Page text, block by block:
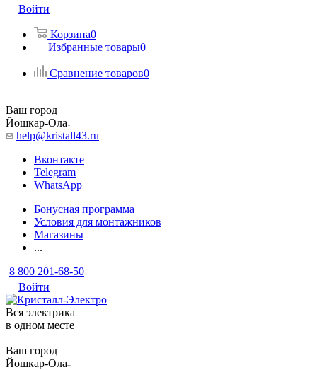
Войти
Корзина0
Избранные товары0
Сравнение товаров0
Ваш город
Йошкар-Ола
help@kristall43.ru
Вконтакте
Telegram
WhatsApp
Бонусная программа
Условия для монтажников
Магазины
...
8 800 201-68-50
Войти
Вся электрика
в одном месте
Ваш город
Йошкар-Ола